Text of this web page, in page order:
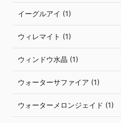
イーグルアイ (1)
ウィレマイト (1)
ウィンドウ水晶 (1)
ウォーターサファイア (1)
ウォーターメロンジェイド (1)